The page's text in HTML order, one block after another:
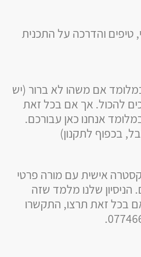
טיפים והדרכה על התכנית
אם משהו לא ברור (יש
להכול. אך אם בכל זאת
אנחנו כאן עבורכם.
בכפוף לתקנון)
אישית עם מורה פרטי
הניסיון שלנו מלמד שזה
בכל זאת תרצו, התקשרו